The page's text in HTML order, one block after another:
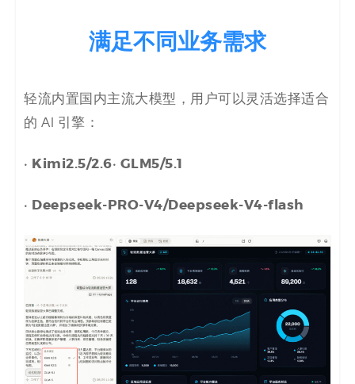
码
_
零
代
码
案
例
白
满足不同业务需求
轻流内置国内主流大模型，用户可以灵活选择适合
的 AI 引擎：
· Kimi2.5/2.6· GLM5/5.1
· Deepseek-PRO-V4/Deepseek-V4-flash